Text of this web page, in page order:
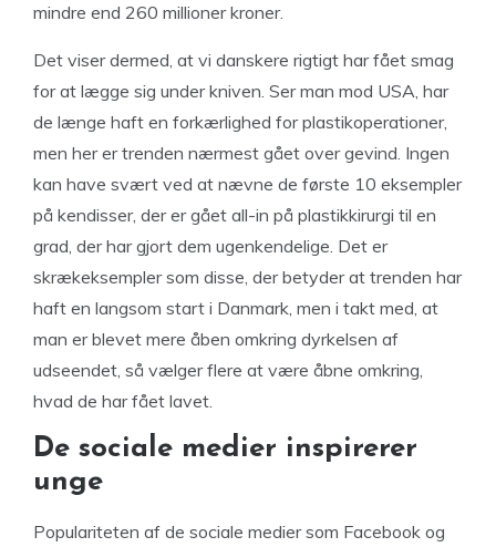
mindre end 260 millioner kroner.
Det viser dermed, at vi danskere rigtigt har fået smag
for at lægge sig under kniven. Ser man mod USA, har
de længe haft en forkærlighed for plastikoperationer,
men her er trenden nærmest gået over gevind. Ingen
kan have svært ved at nævne de første 10 eksempler
på kendisser, der er gået all-in på plastikkirurgi til en
grad, der har gjort dem ugenkendelige. Det er
skrækeksempler som disse, der betyder at trenden har
haft en langsom start i Danmark, men i takt med, at
man er blevet mere åben omkring dyrkelsen af
udseendet, så vælger flere at være åbne omkring,
hvad de har fået lavet.
De sociale medier inspirerer
unge
Populariteten af de sociale medier som Facebook og